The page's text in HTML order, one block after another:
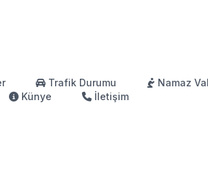
Trafik Durumu Namaz
Künye
İletişim